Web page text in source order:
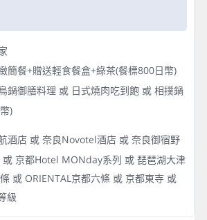
簡餐+贈送輕食餐盒+綠茶(餐標800日幣)
鍋御膳料理 或 日式燒肉吃到飽 或 相撲鍋
)
酒店 或 奈良Novotel酒店 或 奈良御宿野
京都Hotel MONday系列 或 琵琶湖大津
或 ORIENTAL京都六條 或 京都東寺 或
級